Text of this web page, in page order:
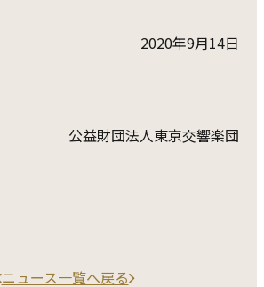
2020年9月14日
公益財団法人東京交響楽団
ニュース一覧へ戻る